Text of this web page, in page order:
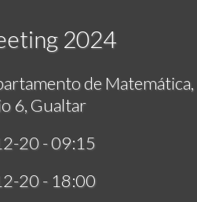
2024
de Matemática,
6, Gualtar
20 - 09:15
20 - 18:00